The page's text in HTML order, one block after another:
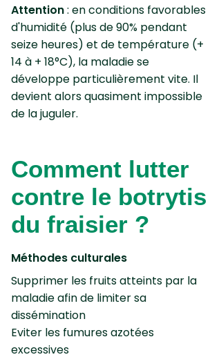
Attention: en conditions favorables
d'humidité (plus de 90% pendant
seize heures) et de température (+
14 à + 18°C), la maladie se
développe particulièrement vite. Il
devient alors quasiment impossible
de la juguler.
Comment lutter
contre le botrytis
du fraisier ?
Méthodes culturales
Supprimer les fruits atteints par la
maladie afin de limiter sa
dissémination
Eviter les fumures azotées
excessives